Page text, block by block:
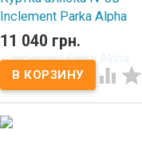
Inclement Parka Alpha
Industries Black
В наличии
11 040 грн.
 